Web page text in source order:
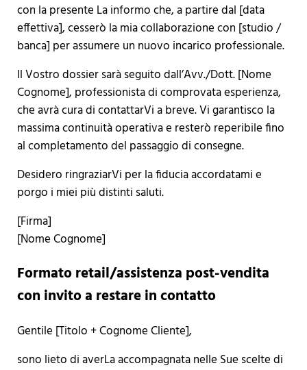
con la presente La informo che, a partire dal [data
effettiva], cesserò la mia collaborazione con [studio /
banca] per assumere un nuovo incarico professionale.
Il Vostro dossier sarà seguito dall’Avv./Dott. [Nome
Cognome], professionista di comprovata esperienza,
che avrà cura di contattarVi a breve. Vi garantisco la
massima continuità operativa e resterò reperibile fino
al completamento del passaggio di consegne.
Desidero ringraziarVi per la fiducia accordatami e
porgo i miei più distinti saluti.
[Firma]
[Nome Cognome]
Formato retail/assistenza post-vendita
con invito a restare in contatto
Gentile [Titolo + Cognome Cliente],
sono lieto di averLa accompagnata nelle Sue scelte di